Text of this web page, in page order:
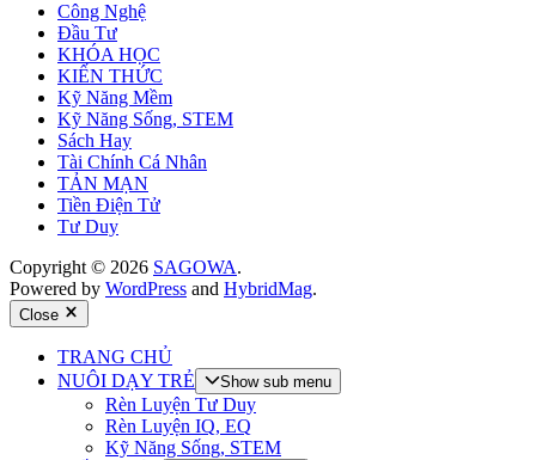
Công Nghệ
Đầu Tư
KHÓA HỌC
KIẾN THỨC
Kỹ Năng Mềm
Kỹ Năng Sống, STEM
Sách Hay
Tài Chính Cá Nhân
TẢN MẠN
Tiền Điện Tử
Tư Duy
Copyright © 2026 SAGOWA.
Powered by WordPress and HybridMag.
Close
TRANG CHỦ
NUÔI DẠY TRẺ
Show sub menu
Rèn Luyện Tư Duy
Rèn Luyện IQ, EQ
Kỹ Năng Sống, STEM